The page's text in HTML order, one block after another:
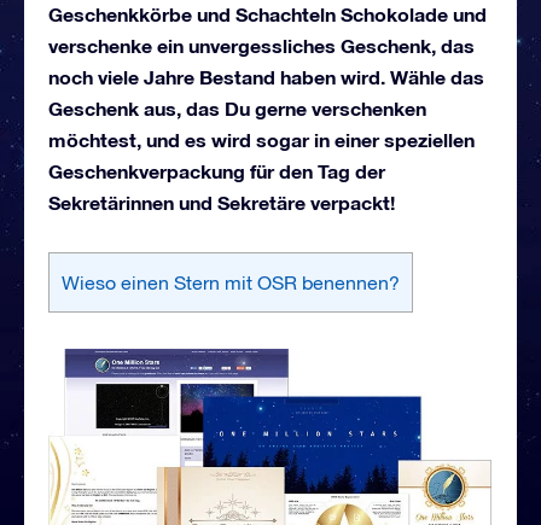
Geschenkkörbe und Schachteln Schokolade und
verschenke ein unvergessliches Geschenk, das
noch viele Jahre Bestand haben wird. Wähle das
Geschenk aus, das Du gerne verschenken
möchtest, und es wird sogar in einer speziellen
Geschenkverpackung für den Tag der
Sekretärinnen und Sekretäre verpackt!
Wieso einen Stern mit OSR benennen?